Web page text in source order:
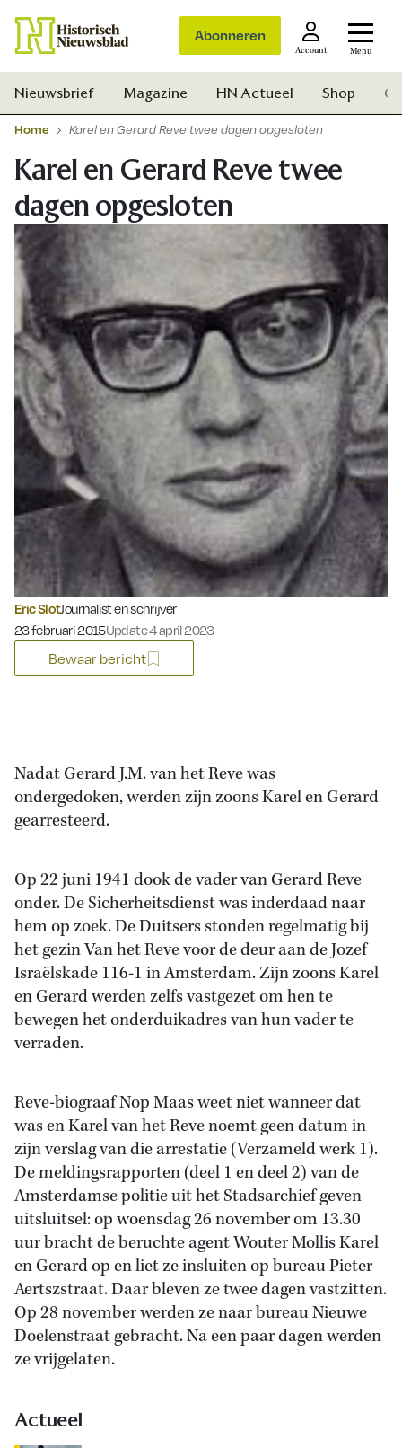
Abonneren
Account Menu
Zoek
Nieuwsbrief Magazine HN Actueel Shop
Home Karel en Gerard Reve twee dagen opgesloten
Karel en Gerard Reve twee
dagen opgesloten
Eric SlotJournalist en schrijver
Gepubliceerd op:
23 februari 2015Update 4 april 2023
Bewaar bericht
Nadat Gerard J.M. van het Reve was
ondergedoken, werden zijn zoons Karel en Gerard
gearresteerd.
Op 22 juni 1941 dook de vader van Gerard Reve
onder. De Sicherheitsdienst was inderdaad naar
hem op zoek. De Duitsers stonden regelmatig bij
het gezin Van het Reve voor de deur aan de Jozef
Israëlskade 116-1 in Amsterdam. Zijn zoons Karel
en Gerard werden zelfs vastgezet om hen te
bewegen het onderduikadres van hun vader te
verraden.
Reve-biograaf Nop Maas weet niet wanneer dat
was en Karel van het Reve noemt geen datum in
zijn verslag van die arrestatie (Verzameld werk 1).
De meldingsrapporten (deel 1 en deel 2) van de
Amsterdamse politie uit het Stadsarchief geven
uitsluitsel: op woensdag 26 november om 13.30
uur bracht de beruchte agent Wouter Mollis Karel
en Gerard op en liet ze insluiten op bureau Pieter
Aertszstraat. Daar bleven ze twee dagen vastzitten.
Op 28 november werden ze naar bureau Nieuwe
Doelenstraat gebracht. Na een paar dagen werden
ze vrijgelaten.
Actueel